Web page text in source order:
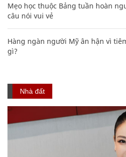
Mẹo học thuộc Bảng tuần hoàn
câu nói vui vẻ
Hàng ngàn người Mỹ ân hận vì
gì?
Nhà đất